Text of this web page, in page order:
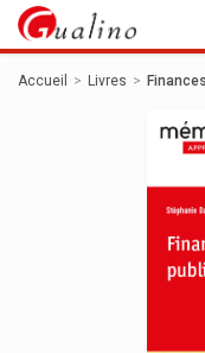
Accueil Livres
Panneau de gestion des